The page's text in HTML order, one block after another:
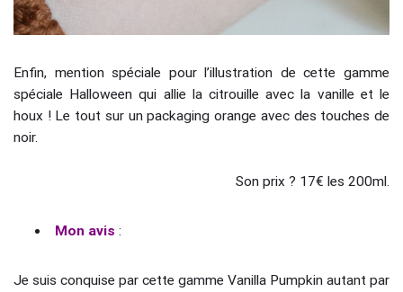
Enfin, mention spéciale pour l’illustration de cette gamme
spéciale Halloween qui allie la citrouille avec la vanille et le
houx ! Le tout sur un packaging orange avec des touches de
noir.
Son prix ? 17€ les 200ml.
Mon avis :
Je suis conquise par cette gamme Vanilla Pumpkin autant par